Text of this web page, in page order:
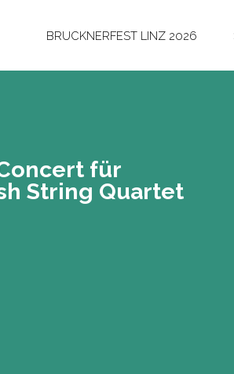
BRUCKNERFEST LINZ 2026
für
String Quar­tet